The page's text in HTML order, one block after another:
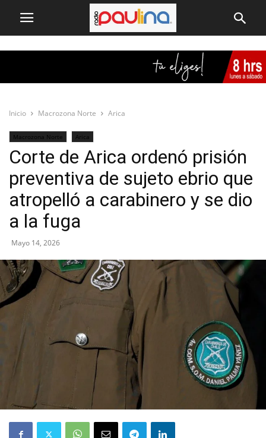
Inicio Macrozona Norte Arica
Macrozona Norte Arica
Corte de Arica ordenó prisión
preventiva de sujeto ebrio que
atropelló a carabinero y se dio
a la fuga
Mayo 14, 2026